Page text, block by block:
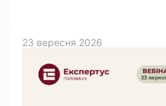
23 вересня 2026